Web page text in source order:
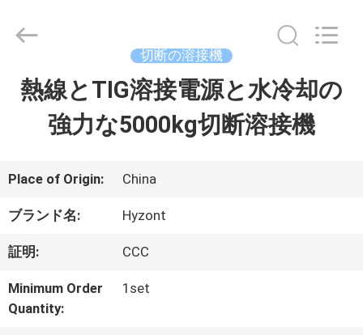
家
ロ
ダ
ク
ト
2026
Technologies
Co.,Ltd..
切断の溶接機
熱線とTIG溶接電源と水冷却の
強力な5000kg切断溶接機
Place of Origin: China
ブランド名: Hyzont
証明: CCC
Minimum Order
Quantity:
1set